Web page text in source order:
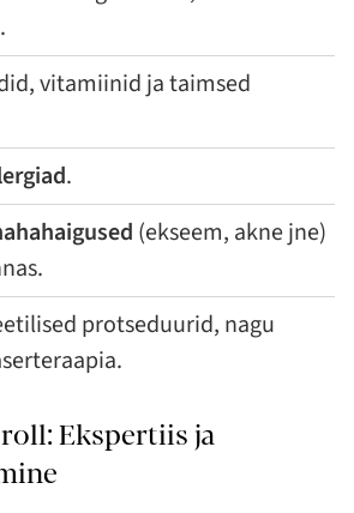
.
vitamiinid ja taimsed
.
(ekseem, akne jne)
protseduurid, nagu
Ekspertiis ja